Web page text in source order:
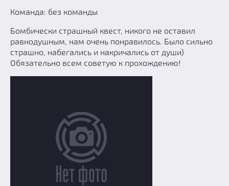
Команда: без команды
Бомбически страшный квест, никого не оставил
равнодушным, нам очень понравилось. Было сильно
страшно, набегались и накричались от души)
Обязательно всем советую к прохождению!